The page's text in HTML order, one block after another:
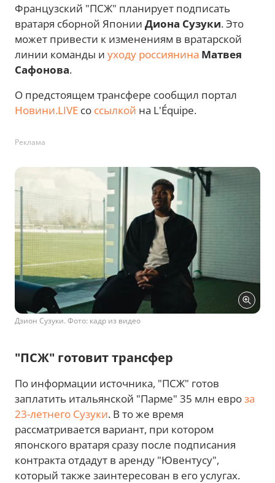
Французский "ПСЖ" планирует подписать
вратаря сборной Японии Диона Сузуки. Это
может привести к изменениям в вратарской
линии команды и уходу россиянина Матвея
Сафонова.
О предстоящем трансфере сообщил портал
Новини.LIVE со ссылкой на L'Équipe.
Реклама
Дзион Сузуки. Фото: кадр из видео
"ПСЖ" готовит трансфер
По информации источника, "ПСЖ" готов
заплатить итальянской "Парме" 35 млн евроза
23-летнего Сузуки. В то же время
рассматривается вариант, при котором
японского вратаря сразу после подписания
контракта отдадут в аренду "Ювентусу",
который также заинтересован в его услугах.